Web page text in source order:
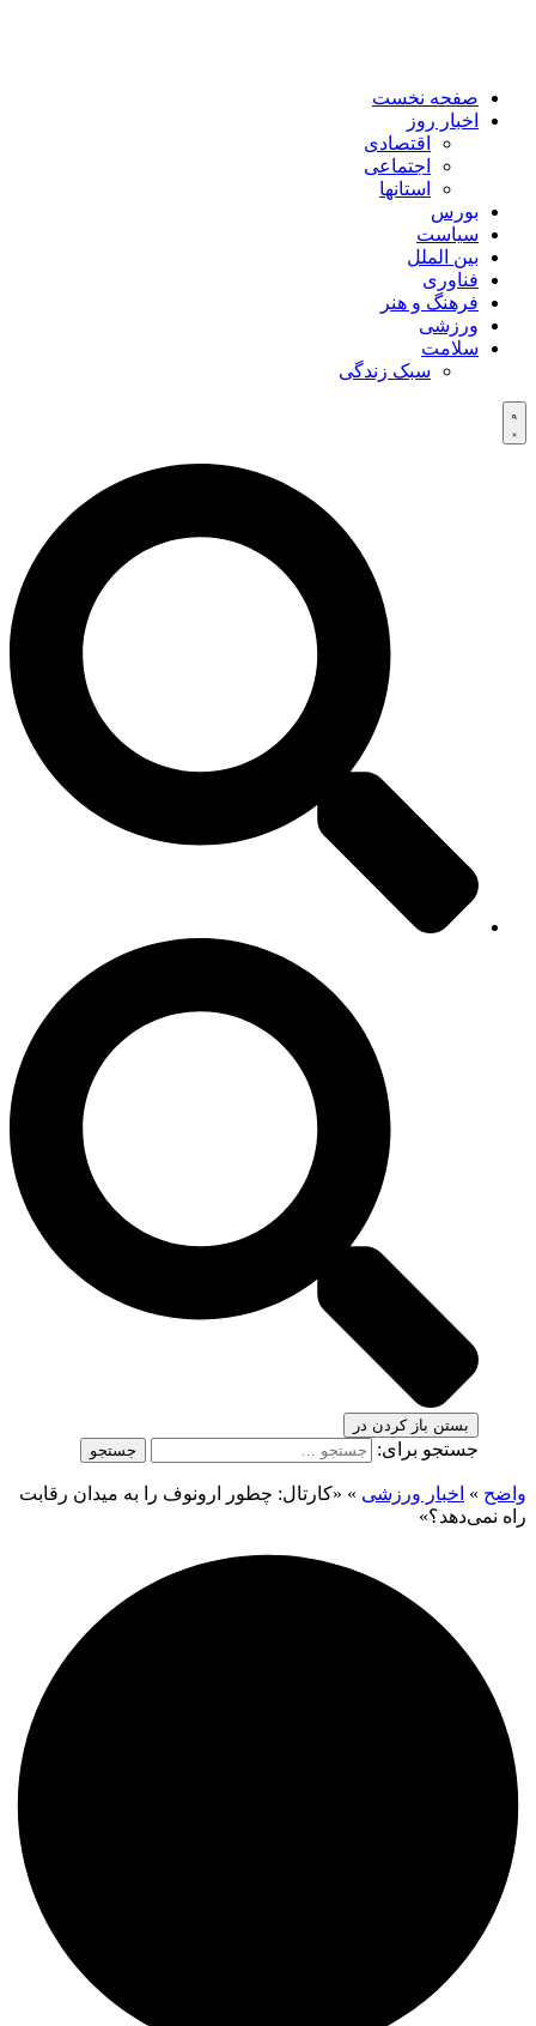
صفحه نخست
اخبار روز
اقتصادی
اجتماعی
استانها
بورس
سیاست
بین الملل
فناوری
فرهنگ و هنر
ورزشی
سلامت
سبک زندگی
بستن باز کردن در
جستجو برای:
واضح » اخبار ورزشی » «کارتال: چطور ارونوف را به میدان رقابت
راه نمی‌دهد؟»